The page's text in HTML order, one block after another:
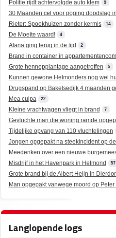
Politie rijdt achtervolgde auto klem 9
30 Maanden cel voor poging doodslag
Rieter: Spookhuizen zonder kermis 14
De Moeite waard! 4
Alana ging terug in de tijd 2
Brand in container in
Grote hennepplantage aangetroffen 5
Kunnen gewone Helmonders nog wel
Drugspand op Bakelsedijk 4 maanden
Mea culpa 22
Kleine vrachtwagen vliegt in brand 7
Gevluchte man die woning ramde
Tijdelijke opvang van 110 vluchtelingen
Jongen opgepakt na steekincident op
Meedenken over een nieuwe
Misdrijf in het Havenpark in Helmond 57
Grote brand bij de Albert Heijn in
Man opgepakt vanwege moord op Peter
Langlopende logs